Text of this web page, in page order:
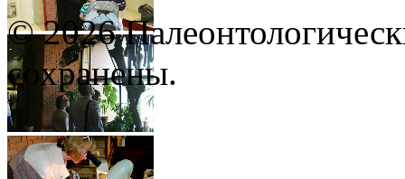
© 2026
сохранены.